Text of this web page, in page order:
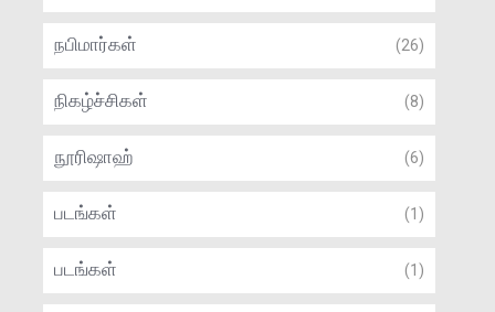
நபிமார்கள் (26)
நிகழ்ச்சிகள் (8)
நூரிஷாஹ் (6)
படங்கள் (1)
படங்கள் (1)